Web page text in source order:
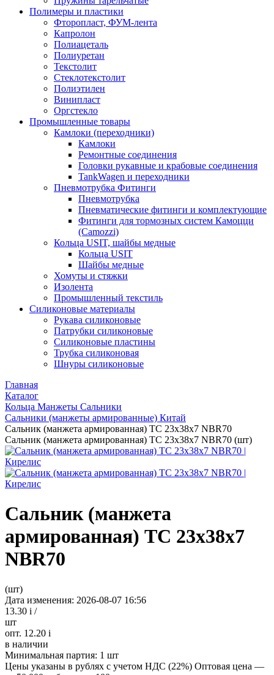
Полимеры и пластики
Фторопласт, ФУМ-лента
Капролон
Полиацеталь
Полиуретан
Текстолит
Стеклотекстолит
Полиэтилен
Винипласт
Оргстекло
Промышленные товары
Камлоки (переходники)
Камлоки
Ремонтные соединения
Головки рукавные и крабовые соединения
TankWagen и переходники
Пневмотрубка Фитинги
Пневмотрубка
Пневматические фитинги и комплектующие
Фитинги для тормозных систем Камоцци
(Camozzi)
Кольца USIT, шайбы медные
Кольца USIT
Шайбы медные
Хомуты и стяжки
Изолента
Промышленный текстиль
Силиконовые материалы
Рукава силиконовые
Патрубки силиконовые
Силиконовые пластины
Трубка силиконовая
Шнуры силиконовые
Главная
Каталог
Кольца Манжеты Сальники
Сальники (манжеты армированные) Китай
Сальник (манжета армированная) TC 23х38х7 NBR70
Сальник (манжета армированная) TC 23х38х7 NBR70 (шт)
Сальник (манжета
армированная) TC 23х38х7
NBR70
(шт)
Дата изменения: 2026-08-07 16:56
13.30 i /
шт
опт. 12.20 i
в наличии
Минимальная партия: 1 шт
Цены указаны в рублях с учетом НДС (22%) Оптовая цена —